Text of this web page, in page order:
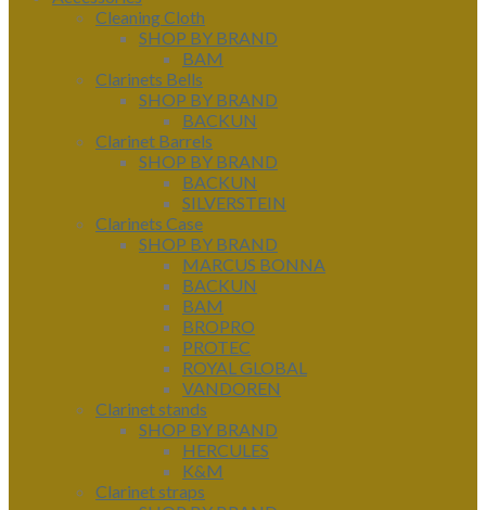
Cleaning Cloth
SHOP BY BRAND
BAM
Clarinets Bells
SHOP BY BRAND
BACKUN
Clarinet Barrels
SHOP BY BRAND
BACKUN
SILVERSTEIN
Clarinets Case
SHOP BY BRAND
MARCUS BONNA
BACKUN
BAM
BROPRO
PROTEC
ROYAL GLOBAL
VANDOREN
Clarinet stands
SHOP BY BRAND
HERCULES
K&M
Clarinet straps